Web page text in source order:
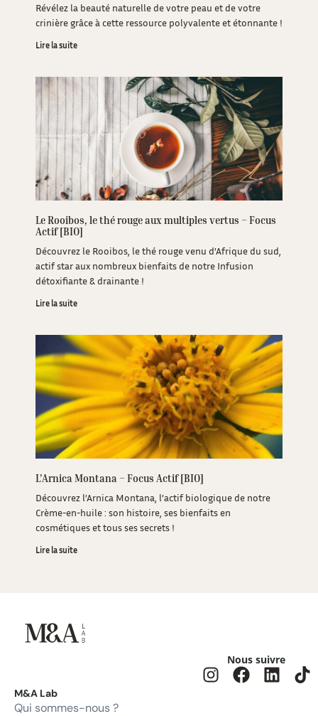
Révélez la beauté naturelle de votre peau et de votre
crinière grâce à cette ressource polyvalente et étonnante !
Lire la suite
Le Rooibos, le thé rouge aux multiples vertus – Focus
Actif [BIO]
Découvrez le Rooibos, le thé rouge venu d’Afrique du sud,
actif star aux nombreux bienfaits de notre Infusion
détoxifiante & drainante !
Lire la suite
L’Arnica Montana – Focus Actif [BIO]
Découvrez l’Arnica Montana, l’actif biologique de notre
Crème-en-huile : son histoire, ses bienfaits en
cosmétiques et tous ses secrets !
Lire la suite
Nous suivre
M&A Lab
Qui sommes-nous ?